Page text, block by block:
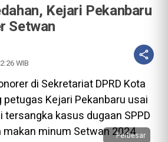
Kejari Pekanbaru
Setwan
WIB
Perbesar